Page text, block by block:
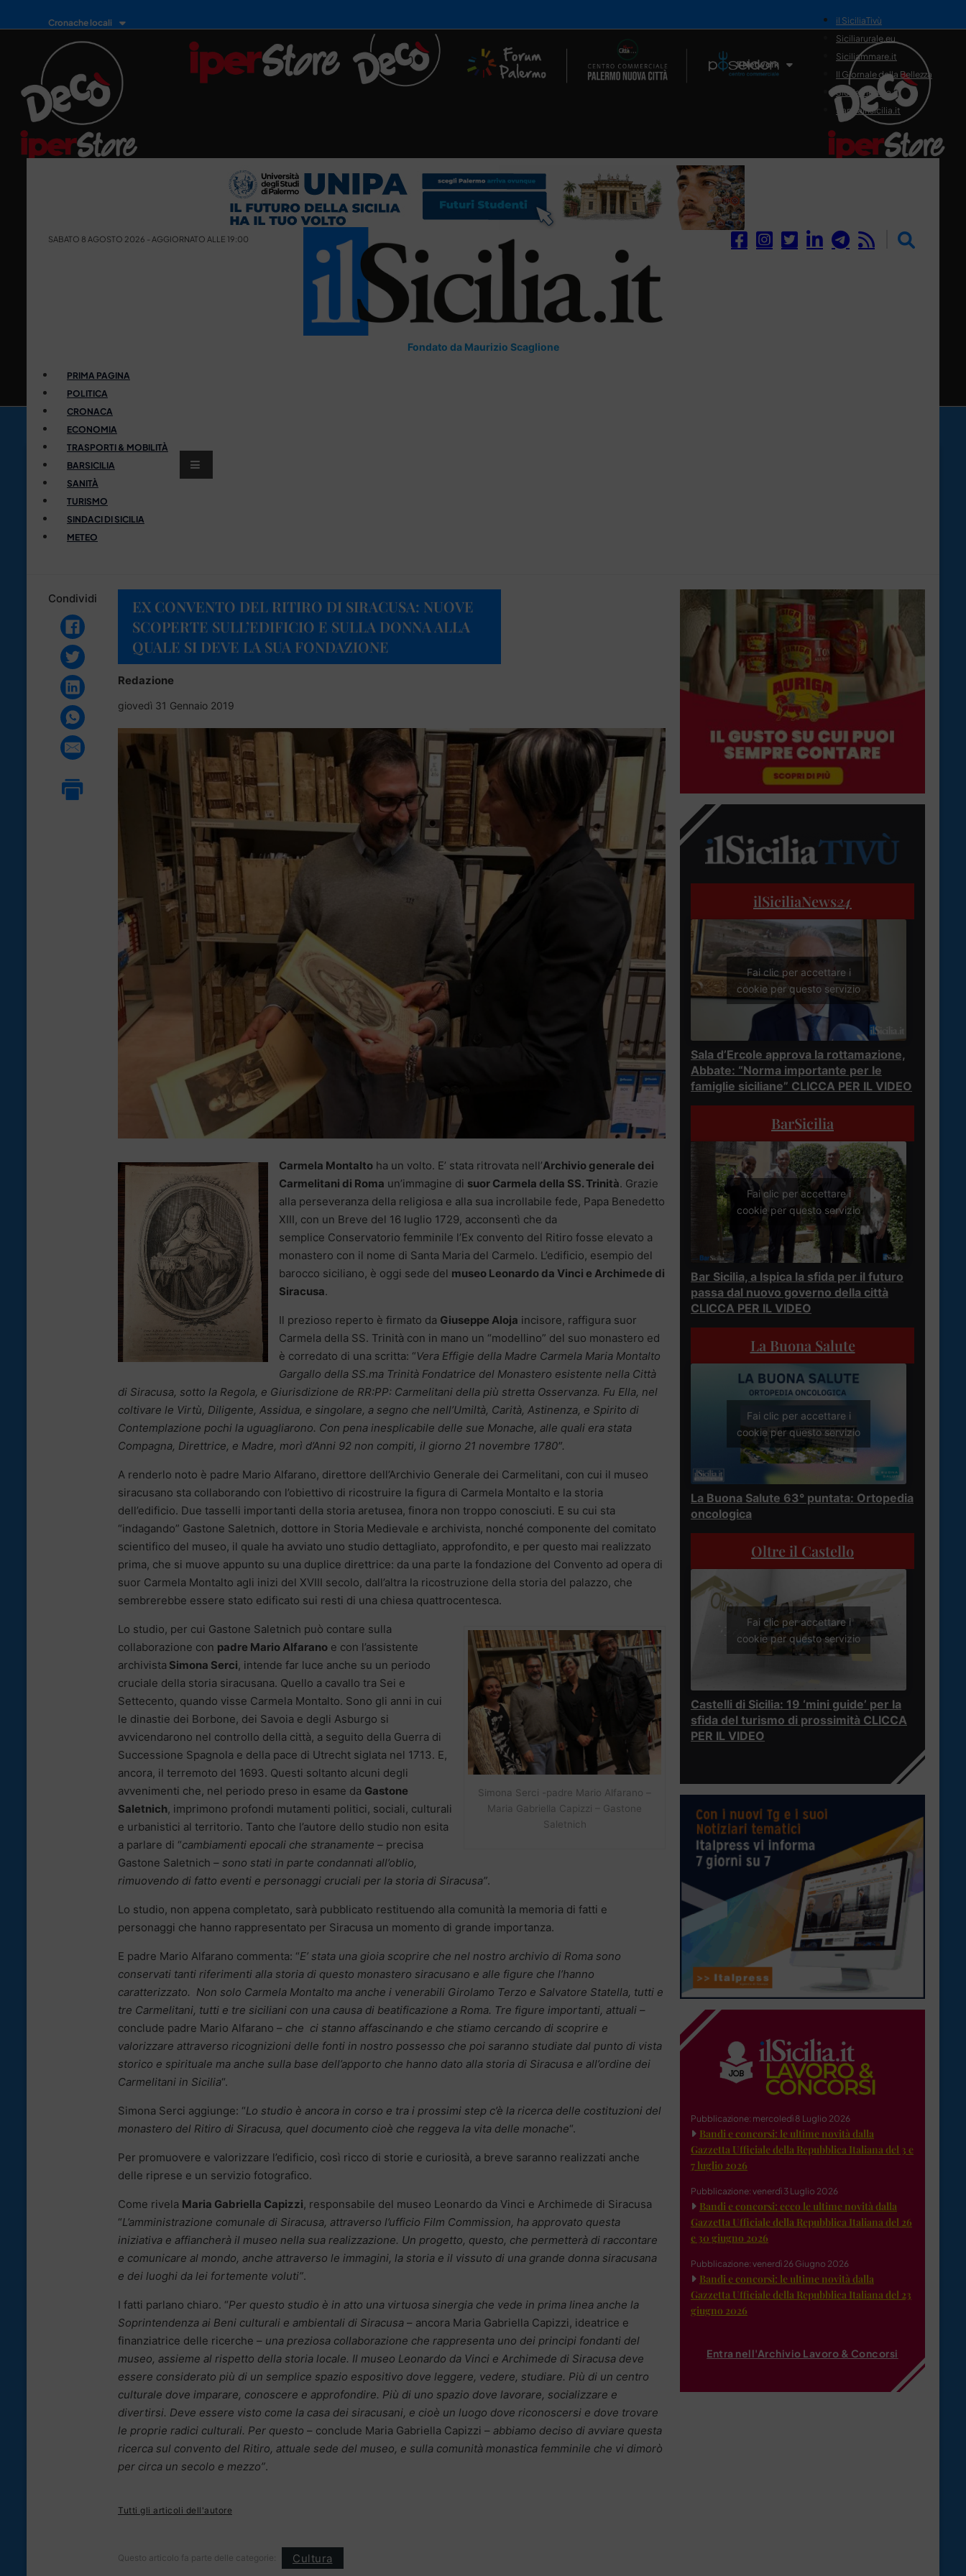
Cronache locali
Il Network
il SiciliaTivù
Siciliarurale.eu
Siciliammare.it
Il Giornale della Bellezza
Siciliamedica.it
Sanitainsicilia.it
SABATO 8 AGOSTO 2026 - AGGIORNATO ALLE 19:00
Fondato da Maurizio Scaglione
PRIMA PAGINA
POLITICA
CRONACA
ECONOMIA
TRASPORTI & MOBILITÀ
BARSICILIA
SANITÀ
TURISMO
SINDACI DI SICILIA
METEO
Condividi
EX CONVENTO DEL RITIRO DI SIRACUSA: NUOVE
SCOPERTE SULL’EDIFICIO E SULLA DONNA ALLA
QUALE SI DEVE LA SUA FONDAZIONE
Redazione
giovedì 31 Gennaio 2019
Carmela Montalto ha un volto. E’ stata ritrovata nell’Archivio generale dei
Carmelitani di Roma un’immagine di suor Carmela della SS. Trinità. Grazie
alla perseveranza della religiosa e alla sua incrollabile fede, Papa Benedetto
XIII, con un Breve del 16 luglio 1729, acconsentì che da
semplice Conservatorio femminile l’Ex convento del Ritiro fosse elevato a
monastero con il nome di Santa Maria del Carmelo. L’edificio, esempio del
barocco siciliano, è oggi sede del museo Leonardo da Vinci e Archimede di
Siracusa.
Il prezioso reperto è firmato da Giuseppe Aloja incisore, raffigura suor
Carmela della SS. Trinità con in mano un “modellino” del suo monastero ed
è corredato di una scritta: “Vera Effigie della Madre Carmela Maria Montalto
Gargallo della SS.ma Trinità Fondatrice del Monastero esistente nella Città
di Siracusa, sotto la Regola, e Giurisdizione de RR:PP: Carmelitani della più stretta Osservanza. Fu Ella, nel
coltivare le Virtù, Diligente, Assidua, e singolare, a segno che nell’Umiltà, Carità, Astinenza, e Spirito di
Contemplazione pochi la uguagliarono. Con pena inesplicabile delle sue Monache, alle quali era stata
Compagna, Direttrice, e Madre, morì d’Anni 92 non compiti, il giorno 21 novembre 1780″.
A renderlo noto è padre Mario Alfarano, direttore dell’Archivio Generale dei Carmelitani, con cui il museo
siracusano sta collaborando con l’obiettivo di ricostruire la figura di Carmela Montalto e la storia
dell’edificio. Due tasselli importanti della storia aretusea, finora non troppo conosciuti. E su cui sta
“indagando” Gastone Saletnich, dottore in Storia Medievale e archivista, nonché componente del comitato
scientifico del museo, il quale ha avviato uno studio dettagliato, approfondito, e per questo mai realizzato
prima, che si muove appunto su una duplice direttrice: da una parte la fondazione del Convento ad opera di
suor Carmela Montalto agli inizi del XVIII secolo, dall’altra la ricostruzione della storia del palazzo, che
sembrerebbe essere stato edificato sui resti di una chiesa quattrocentesca.
Simona Serci -padre Mario Alfarano –
Maria Gabriella Capizzi – Gastone
Saletnich
Lo studio, per cui Gastone Saletnich può contare sulla
collaborazione con padre Mario Alfarano e con l’assistente
archivista Simona Serci, intende far luce anche su un periodo
cruciale della storia siracusana. Quello a cavallo tra Sei e
Settecento, quando visse Carmela Montalto. Sono gli anni in cui
le dinastie dei Borbone, dei Savoia e degli Asburgo si
avvicendarono nel controllo della città, a seguito della Guerra di
Successione Spagnola e della pace di Utrecht siglata nel 1713. E,
ancora, il terremoto del 1693. Questi soltanto alcuni degli
avvenimenti che, nel periodo preso in esame da Gastone
Saletnich, imprimono profondi mutamenti politici, sociali, culturali
e urbanistici al territorio. Tanto che l’autore dello studio non esita
a parlare di “cambiamenti epocali che stranamente – precisa
Gastone Saletnich – sono stati in parte condannati all’oblio,
rimuovendo di fatto eventi e personaggi cruciali per la storia di Siracusa”.
Lo studio, non appena completato, sarà pubblicato restituendo alla comunità la memoria di fatti e
personaggi che hanno rappresentato per Siracusa un momento di grande importanza.
E padre Mario Alfarano commenta: “E’ stata una gioia scoprire che nel nostro archivio di Roma sono
conservati tanti riferimenti alla storia di questo monastero siracusano e alle figure che l’hanno
caratterizzato. Non solo Carmela Montalto ma anche i venerabili Girolamo Terzo e Salvatore Statella, tutti e
tre Carmelitani, tutti e tre siciliani con una causa di beatificazione a Roma. Tre figure importanti, attuali –
conclude padre Mario Alfarano – che ci stanno affascinando e che stiamo cercando di scoprire e
valorizzare attraverso ricognizioni delle fonti in nostro possesso che poi saranno studiate dal punto di vista
storico e spirituale ma anche sulla base dell’apporto che hanno dato alla storia di Siracusa e all’ordine dei
Carmelitani in Sicilia“.
Simona Serci aggiunge: “Lo studio è ancora in corso e tra i prossimi step c’è la ricerca delle costituzioni del
monastero del Ritiro di Siracusa, quel documento cioè che reggeva la vita delle monache“.
Per promuovere e valorizzare l’edificio, così ricco di storie e curiosità, a breve saranno realizzati anche
delle riprese e un servizio fotografico.
Come rivela Maria Gabriella Capizzi, responsabile del museo Leonardo da Vinci e Archimede di Siracusa
“L’amministrazione comunale di Siracusa, attraverso l’ufficio Film Commission, ha approvato questa
iniziativa e affiancherà il museo nella sua realizzazione. Un progetto, questo, che permetterà di raccontare
e comunicare al mondo, anche attraverso le immagini, la storia e il vissuto di una grande donna siracusana
e dei luoghi da lei fortemente voluti”.
I fatti parlano chiaro. “Per questo studio è in atto una virtuosa sinergia che vede in prima linea anche la
Soprintendenza ai Beni culturali e ambientali di Siracusa – ancora Maria Gabriella Capizzi, ideatrice e
finanziatrice delle ricerche – una preziosa collaborazione che rappresenta uno dei principi fondanti del
museo, assieme al rispetto della storia locale. Il museo Leonardo da Vinci e Archimede di Siracusa deve
essere considerato più di un semplice spazio espositivo dove leggere, vedere, studiare. Più di un centro
culturale dove imparare, conoscere e approfondire. Più di uno spazio dove lavorare, socializzare e
divertirsi. Deve essere visto come la casa dei siracusani, e cioè un luogo dove riconoscersi e dove trovare
le proprie radici culturali. Per questo – conclude Maria Gabriella Capizzi – abbiamo deciso di avviare questa
ricerca sul convento del Ritiro, attuale sede del museo, e sulla comunità monastica femminile che vi dimorò
per circa un secolo e mezzo”.
Tutti gli articoli dell'autore
Questo articolo fa parte delle categorie: Cultura
ilSiciliaNews24
Fai clic per accettare i
cookie per questo servizio
Sala d’Ercole approva la rottamazione,
Abbate: “Norma importante per le
famiglie siciliane” CLICCA PER IL VIDEO
BarSicilia
Fai clic per accettare i
cookie per questo servizio
Bar Sicilia, a Ispica la sfida per il futuro
passa dal nuovo governo della città
CLICCA PER IL VIDEO
La Buona Salute
Fai clic per accettare i
cookie per questo servizio
La Buona Salute 63° puntata: Ortopedia
oncologica
Oltre il Castello
Fai clic per accettare i
cookie per questo servizio
Castelli di Sicilia: 19 ‘mini guide’ per la
sfida del turismo di prossimità CLICCA
PER IL VIDEO
Pubblicazione: mercoledì 8 Luglio 2026
Bandi e concorsi: le ultime novità dalla
Gazzetta Ufficiale della Repubblica Italiana del 3 e
7 luglio 2026
Pubblicazione: venerdì 3 Luglio 2026
Bandi e concorsi: ecco le ultime novità dalla
Gazzetta Ufficiale della Repubblica Italiana del 26
e 30 giugno 2026
Pubblicazione: venerdì 26 Giugno 2026
Bandi e concorsi: le ultime novità dalla
Gazzetta Ufficiale della Repubblica Italiana del 23
giugno 2026
Entra nell'Archivio Lavoro & Concorsi